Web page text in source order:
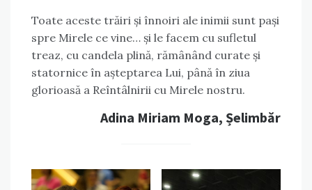
Toate aceste trăiri și înnoiri ale inimii sunt pași
spre Mirele ce vine… și le facem cu sufletul
treaz, cu candela plină, rămânând curate și
statornice în așteptarea Lui, până în ziua
glorioasă a Reîntâlnirii cu Mirele nostru.
Adina Miriam Moga, Șelimbăr